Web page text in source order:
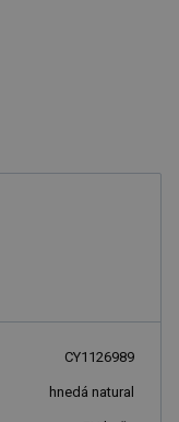
CY1126989
hnedá natural